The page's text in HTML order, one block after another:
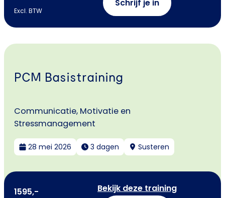
Excl. BTW
Schrijf je in
PCM Basistraining
Communicatie, Motivatie en
Stressmanagement
28 mei 2026 3 dagen Susteren
1595,-
Bekijk deze training